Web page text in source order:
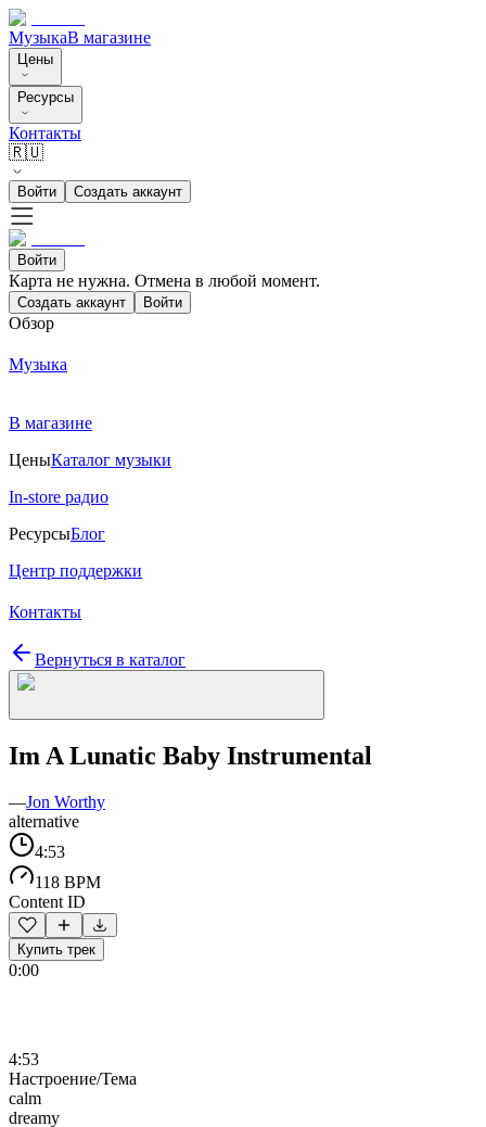
МузыкаВ магазине
Цены
Ресурсы
Контакты
🇷🇺
Войти Создать аккаунт
Войти
Карта не нужна. Отмена в любой момент.
Создать аккаунт Войти
Обзор
Музыка
В магазине
ЦеныКаталог музыки
In-store радио
РесурсыБлог
Центр поддержки
Контакты
Вернуться в каталог
Im A Lunatic Baby Instrumental
—Jon Worthy
alternative
4:53
118 BPM
Content ID
Купить трек
0:00
4:53
Настроение/Тема
calm
dreamy